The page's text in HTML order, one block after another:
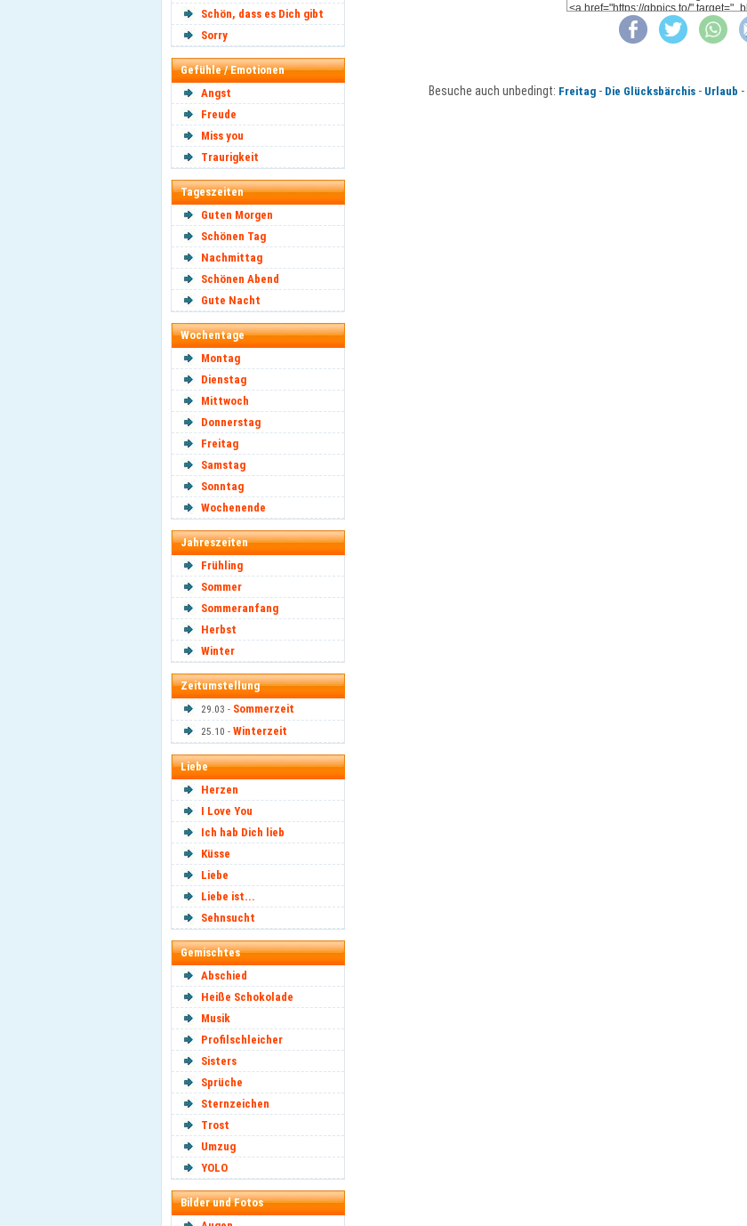
Schön, dass es Dich gibt
Sorry
Gefühle / Emotionen
Angst
Freude
Miss you
Traurigkeit
Tageszeiten
Guten Morgen
Schönen Tag
Nachmittag
Schönen Abend
Gute Nacht
Wochentage
Montag
Dienstag
Mittwoch
Donnerstag
Freitag
Samstag
Sonntag
Wochenende
Jahreszeiten
Frühling
Sommer
Sommeranfang
Herbst
Winter
Zeitumstellung
29.03 - Sommerzeit
25.10 - Winterzeit
Liebe
Herzen
I Love You
Ich hab Dich lieb
Küsse
Liebe
Liebe ist...
Sehnsucht
Gemischtes
Abschied
Heiße Schokolade
Musik
Profilschleicher
Sisters
Sprüche
Sternzeichen
Trost
Umzug
YOLO
Bilder und Fotos
Besuche auch unbedingt: Freitag- Die Glücksbärchis- Urlaub -